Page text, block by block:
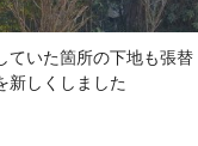
ていた箇所の下地も張替
新しくしました